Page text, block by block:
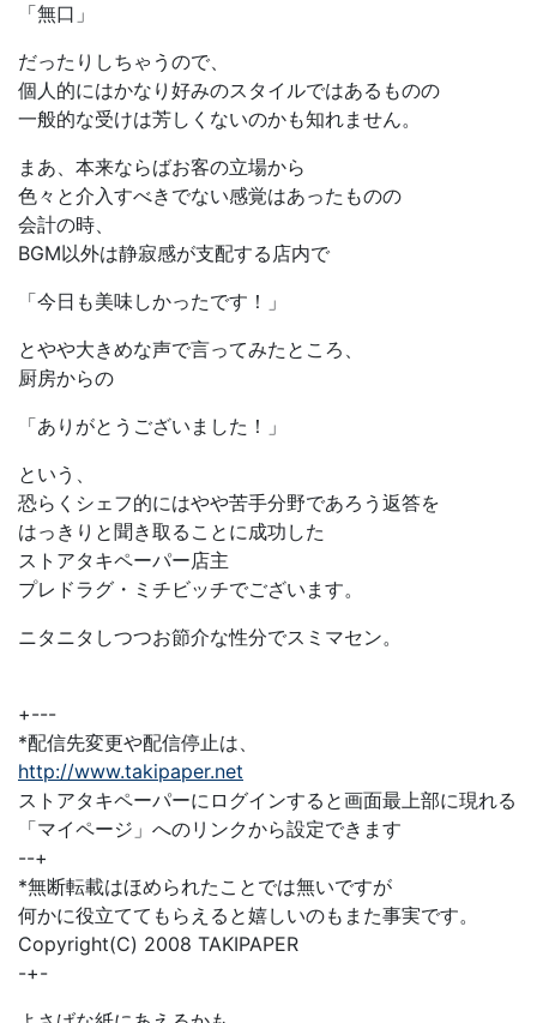
「無口」
だったりしちゃうので、
個人的にはかなり好みのスタイルではあるものの
一般的な受けは芳しくないのかも知れません。
まあ、本来ならばお客の立場から
色々と介入すべきでない感覚はあったものの
会計の時、
BGM以外は静寂感が支配する店内で
「今日も美味しかったです！」
とやや大きめな声で言ってみたところ、
厨房からの
「ありがとうございました！」
という、
恐らくシェフ的にはやや苦手分野であろう返答を
はっきりと聞き取ることに成功した
ストアタキペーパー店主
プレドラグ・ミチビッチでございます。
ニタニタしつつお節介な性分でスミマセン。
+---
*配信先変更や配信停止は、
http://www.takipaper.net
ストアタキペーパーにログインすると画面最上部に現れる
「マイページ」へのリンクから設定できます
--+
*無断転載はほめられたことでは無いですが
何かに役立ててもらえると嬉しいのもまた事実です。
Copyright(C) 2008 TAKIPAPER
-+-